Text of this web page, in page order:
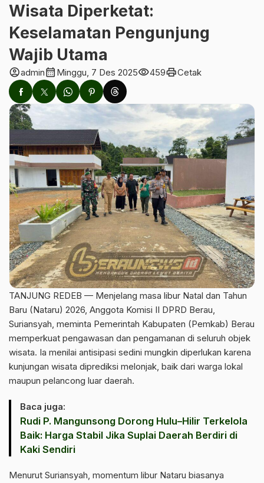
Wisata Diperketat:
Keselamatan Pengunjung
Wajib Utama
account_circleadmincalendar_month Minggu, 7 Des 2025visibility459printCetak
TANJUNG REDEB — Menjelang masa libur Natal dan Tahun
Baru (Nataru) 2026, Anggota Komisi II DPRD Berau,
Suriansyah, meminta Pemerintah Kabupaten (Pemkab) Berau
memperkuat pengawasan dan pengamanan di seluruh objek
wisata. Ia menilai antisipasi sedini mungkin diperlukan karena
kunjungan wisata diprediksi melonjak, baik dari warga lokal
maupun pelancong luar daerah.
Baca juga:
Rudi P. Mangunsong Dorong Hulu–Hilir Terkelola
Baik: Harga Stabil Jika Suplai Daerah Berdiri di
Kaki Sendiri
Menurut Suriansyah, momentum libur Nataru biasanya